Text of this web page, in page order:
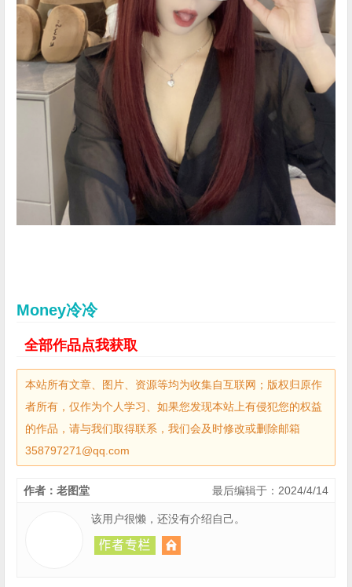
Money冷冷
全部作品点我获取
本站所有文章、图片、资源等均为收集自互联网；版权归原作
者所有，仅作为个人学习、如果您发现本站上有侵犯您的权益
的作品，请与我们取得联系，我们会及时修改或删除邮箱
358797271@qq.com
最后编辑于：2024/4/14
作者：老图堂
该用户很懒，还没有介绍自己。